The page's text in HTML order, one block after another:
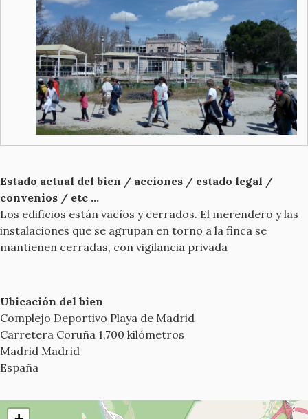
Estado actual del bien / acciones / estado legal /
convenios / etc ...
Los edificios están vacíos y cerrados. El merendero y las
instalaciones que se agrupan en torno a la finca se
mantienen cerradas, con vigilancia privada
Ubicación del bien
Complejo Deportivo Playa de Madrid
Carretera Coruña 1,700 kilómetros
Madrid Madrid
España